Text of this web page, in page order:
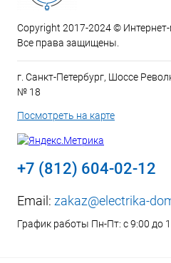
Copyright 2017-2024 ©
Все права защищены.
г. Санкт-Петербург, Шоссе
№ 18
Посмотреть на карте
+7 (812) 604-02-12
Email: zakaz@electrika-
График работы Пн-Пт: с 9:00 до